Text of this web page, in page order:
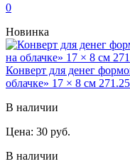
0
Новинка
Конверт для денег
облачке» 17 × 8 см
В наличии
Цена: 30 руб.
В наличии